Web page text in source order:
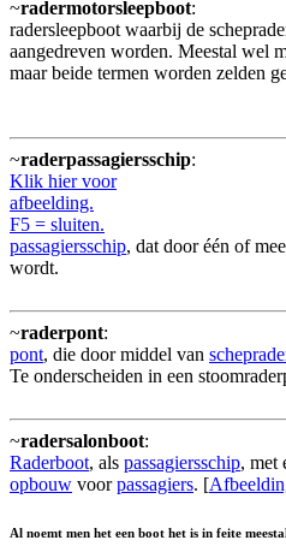
~radermotorsleepboot:
radersleepboot waarbij de
aangedreven worden. Meestal wel
maar beide termen worden zelden
~raderpassagiersschip:
Klik hier voor
afbeelding.
F5 = sluiten.
passagiersschip, dat door één of
wordt.
~raderpont:
pont, die door middel van
Te onderscheiden in een
~radersalonboot:
Raderboot, als passagiersschip, met
opbouw voorpassagiers. [
Al noemt men het een boot het is in feite